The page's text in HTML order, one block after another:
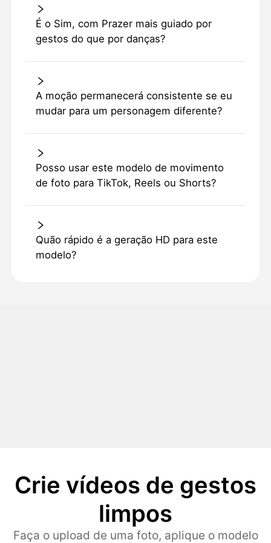
É o Sim, com Prazer mais guiado por
gestos do que por danças?
A moção permanecerá consistente se eu
mudar para um personagem diferente?
Posso usar este modelo de movimento
de foto para TikTok, Reels ou Shorts?
Quão rápido é a geração HD para este
modelo?
Crie vídeos de gestos
limpos
Faça o upload de uma foto, aplique o modelo